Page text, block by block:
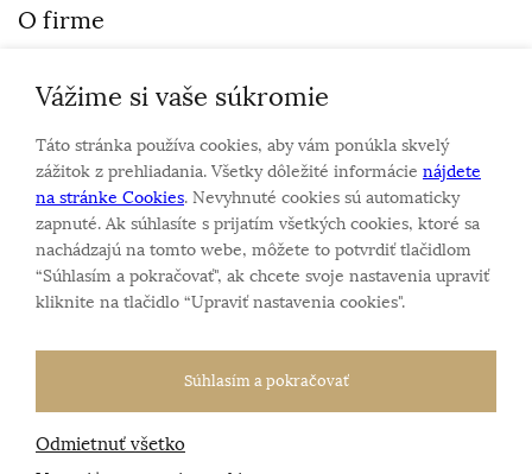
O firme
Personalizovaný šperk
O nás
Kontakt
Sme rodinná firma a zameriavame sa na predaj hodiniek
a šperkov od roku 1994.
Pozrite sa na naše ďaľšie web stránky.
Všetky práva vyhradené
Vážime si vaše súkromie
Táto stránka používa cookies, aby vám ponúkla skvelý
zážitok z prehliadania. Všetky dôležité informácie nájdete
na stránke Cookies. Nevyhnuté cookies sú automaticky
zapnuté. Ak súhlasíte s prijatím všetkých cookies, ktoré sa
nachádzajú na tomto webe, môžete to potvrdiť tlačidlom
“Súhlasím a pokračovať", ak chcete svoje nastavenia upraviť
kliknite na tlačidlo “Upraviť nastavenia cookies".
Súhlasím a pokračovať
Odmietnuť všetko